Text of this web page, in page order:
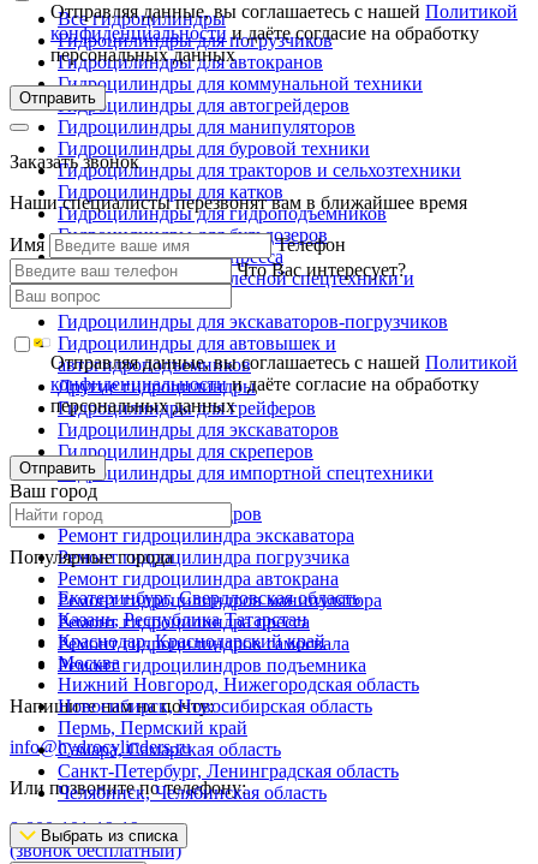
Все гидроцилиндры
Гидроцилиндры для погрузчиков
Гидроцилиндры для автокранов
Гидроцилиндры для коммунальной техники
Гидроцилиндры для автогрейдеров
Гидроцилиндры для манипуляторов
Гидроцилиндры для буровой техники
Гидроцилиндры для тракторов и сельхозтехники
Гидроцилиндры для катков
Гидроцилиндры для гидроподъемников
Гидроцилиндры для бульдозеров
Гидроцилиндры для пресса
Гидроцилиндры для лесной спецтехники и
металловозов
Гидроцилиндры для экскаваторов-погрузчиков
Гидроцилиндры для автовышек и
автогидроподъемников
Другие гидроцилиндры
Гидроцилиндры для грейферов
Гидроцилиндры для экскаваторов
Гидроцилиндры для скреперов
Гидроцилиндры для импортной спецтехники
Ремонт гидроцилиндров
Ремонт гидроцилиндра экскаватора
Ремонт гидроцилиндра погрузчика
Ремонт гидроцилиндра автокрана
Ремонт гидроцилиндров манипулятора
Ремонт гидроцилиндра пресса
Ремонт гидроцилиндров самосвала
Ремонт гидроцилиндров подъемника
Напишите нам на почту:
info@hydrocylinders.ru
Или позвоните по телефону:
8-800-101-19-19
(звонок бесплатный)
Отправляя данные, вы соглашаетесь с нашейПолитикой
конфиденциальностии даёте согласие на обработку
персональных данных
Отправить
Заказать звонок
Наши специалисты перезвонят вам в ближайшее время
Имя
Телефон
Что Вас интересует?
Отправляя данные, вы соглашаетесь с нашейПолитикой
конфиденциальностии даёте согласие на обработку
персональных данных
Отправить
Ваш город
Популярные города
Екатеринбург, Свердловская область
Казань, Республика Татарстан
Краснодар, Краснодарский край
Москва
Нижний Новгород, Нижегородская область
Новосибирск, Новосибирская область
Пермь, Пермский край
Самара, Самарская область
Санкт-Петербург, Ленинградская область
Челябинск, Челябинская область
Выбрать из списка